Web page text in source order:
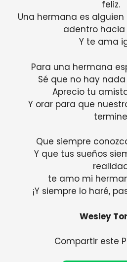
feliz.
Una hermana es
adentro hacia
Y te ama
Para una hermana
Sé que no hay
Aprecio tu
Y orar para que
termine
Que siempre
Y que tus sueños
te amo mi
¡Y siempre lo haré,
Wesley
Compartir este